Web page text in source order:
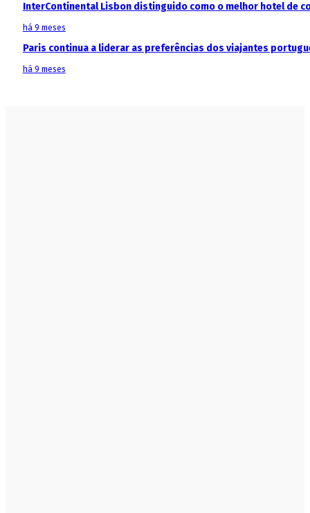
InterContinental Lisbon distinguido como o melhor hotel de
há 9 meses
Paris continua a liderar as preferências dos viajantes
há 9 meses